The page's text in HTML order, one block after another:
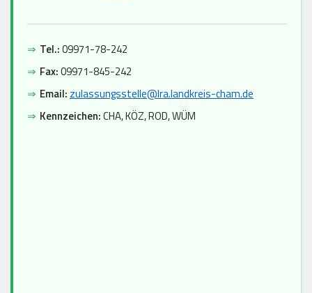
⇒ Tel.:09971-78-242
⇒ Fax:09971-845-242
⇒ Email: zulassungsstelle@lra.landkreis-cham.de
⇒ Kennzeichen:CHA, KÖZ, ROD, WÜM